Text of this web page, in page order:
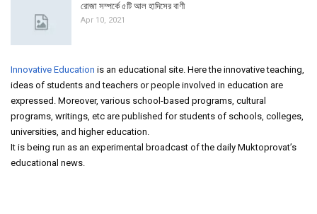
রোজা সম্পর্কে ৫টি আল হাদিসের বাণী
Apr 10, 2021
Innovative Education is an educational site. Here the innovative teaching,
ideas of students and teachers or people involved in education are
expressed. Moreover, various school-based programs, cultural
programs, writings, etc are published for students of schools, colleges,
universities, and higher education.
It is being run as an experimental broadcast of the daily Muktoprovat’s
educational news.